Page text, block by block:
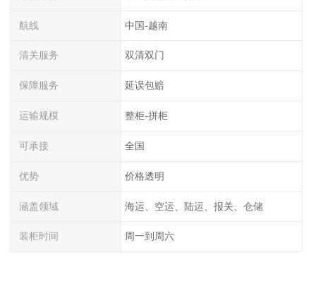
航线 中国-越南
清关服务 双清双门
保障服务 延误包赔
运输规模 整柜-拼柜
可承接 全国
优势 价格透明
涵盖领域 海运、空运、陆运、报关、仓储
装柜时间 周一到周六